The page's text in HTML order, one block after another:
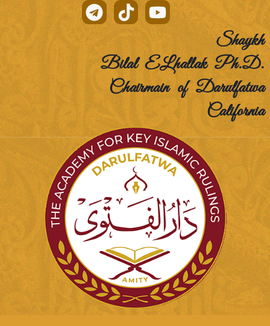
Shaykh
Bilal ELhallak Ph.D.
Chairmain of Darulfatwa
California